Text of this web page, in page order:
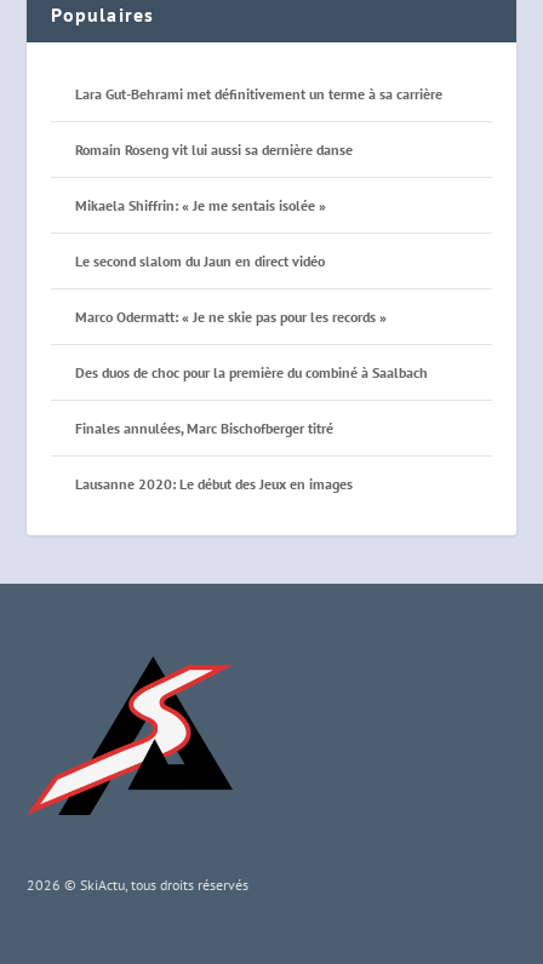
Populaires
Lara Gut-Behrami met définitivement un terme à sa carrière
Romain Roseng vit lui aussi sa dernière danse
Mikaela Shiffrin: « Je me sentais isolée »
Le second slalom du Jaun en direct vidéo
Marco Odermatt: « Je ne skie pas pour les records »
Des duos de choc pour la première du combiné à Saalbach
Finales annulées, Marc Bischofberger titré
Lausanne 2020: Le début des Jeux en images
2026 © SkiActu, tous droits réservés